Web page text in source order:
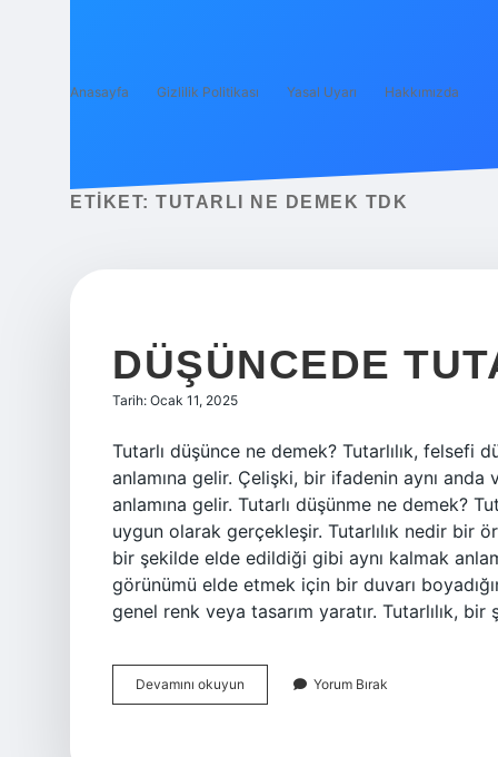
Anasayfa Gizlilik Politikası Yasal Uyarı Hakkımızda
ETIKET: TUTARLI NE DEMEK TDK
DÜŞÜNCEDE
Tarih: Ocak 11, 2025
Tutarlı düşünce ne demek? Tutarlılık, felsefi
anlamına gelir. Çelişki, bir ifadenin aynı
anlamına gelir. Tutarlı düşünme ne demek?
uygun olarak gerçekleşir. Tutarlılık nedir bir
bir şekilde elde edildiği gibi aynı kalmak
görünümü elde etmek için bir duvarı
genel renk veya tasarım yaratır. Tutarlılık,
Devamını okuyun Düşüncede
Tutarlılık
Yorum Bırak